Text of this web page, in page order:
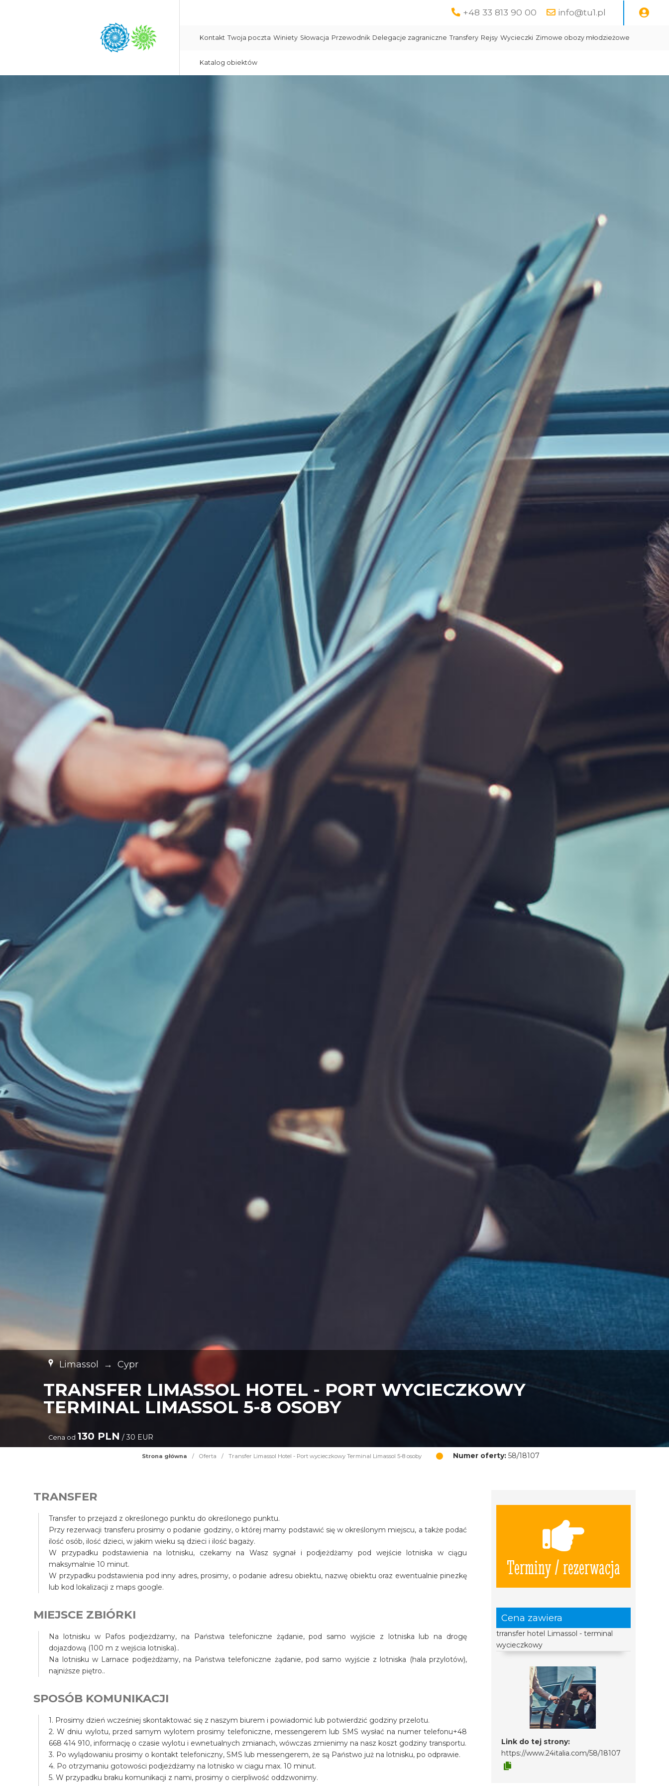
+48 33 813 90 00 info@tu1.pl
Kontakt Twoja poczta Winiety Słowacja Przewodnik Delegacje zagraniczne Transfery Rejsy Wycieczki Zimowe obozy młodzieżowe
Katalog obiektów
Limassol → Cypr
TRANSFER LIMASSOL HOTEL - PORT WYCIECZKOWY
TERMINAL LIMASSOL 5-8 OSOBY
Cena od 130 PLN / 30 EUR
Strona główna / Oferta / Transfer Limassol Hotel - Port wycieczkowy Terminal Limassol 5-8 osoby Numer oferty: 58/18107
Terminy / rezerwacja
Cena zawiera
trransfer hotel Limassol - terminal
wycieczkowy
Link do tej strony:
https://www.24italia.com/58/18107
TRANSFER
Transfer to przejazd z określonego punktu do określonego punktu.
Przy rezerwacji transferu prosimy o podanie godziny, o której mamy podstawić się w określonym miejscu, a także podać
ilość osób, ilość dzieci, w jakim wieku są dzieci i ilość bagaży.
W przypadku podstawienia na lotnisku, czekamy na Wasz sygnał i podjeżdżamy pod wejście lotniska w ciągu
maksymalnie 10 minut.
W przypadku podstawienia pod inny adres, prosimy, o podanie adresu obiektu, nazwę obiektu oraz ewentualnie pinezkę
lub kod lokalizacji z maps google.
MIEJSCE ZBIÓRKI
Na lotnisku w Pafos podjeżdżamy, na Państwa telefoniczne żądanie, pod samo wyjście z lotniska lub na drogę
dojazdową (100 m z wejścia lotniska)..
Na lotnisku w Larnace podjeżdżamy, na Państwa telefoniczne żądanie, pod samo wyjście z lotniska (hala przylotów),
najniższe piętro..
SPOSÓB KOMUNIKACJI
1. Prosimy dzień wcześniej skontaktować się z naszym biurem i powiadomić lub potwierdzić godziny przelotu.
2. W dniu wylotu, przed samym wylotem prosimy telefoniczne, messengerem lub SMS wysłać na numer telefonu+48
668 414 910, informację o czasie wylotu i ewnetualnych zmianach, wówczas zmienimy na nasz koszt godziny transportu.
3. Po wylądowaniu prosimy o kontakt telefoniczny, SMS lub messengerem, że są Państwo już na lotnisku, po odprawie.
4. Po otrzymaniu gotowości podjeżdżamy na lotnisko w ciagu max. 10 minut.
5. W przypadku braku komunikacji z nami, prosimy o cierpliwość oddzwonimy.